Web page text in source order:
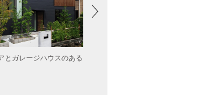
とガレージハウスのある